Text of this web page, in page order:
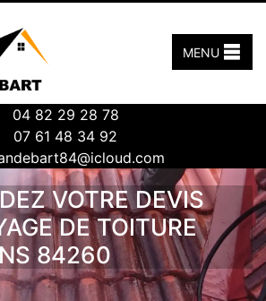
04 82 29 28 78
07 61 48 34 92
MENU
VOTRE DEVIS
DE TOITURE
84260